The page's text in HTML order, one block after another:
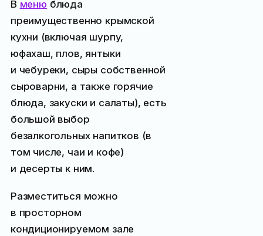
В меню блюда
преимущественно крымской
кухни (включая шурпу,
юфахаш, плов, янтыки
и чебуреки, сыры собственной
сыроварни, а также горячие
блюда, закуски и салаты), есть
большой выбор
безалкогольных напитков (в
том числе, чаи и кофе)
и десерты к ним.
Разместиться можно
в просторном
кондиционируемом зале